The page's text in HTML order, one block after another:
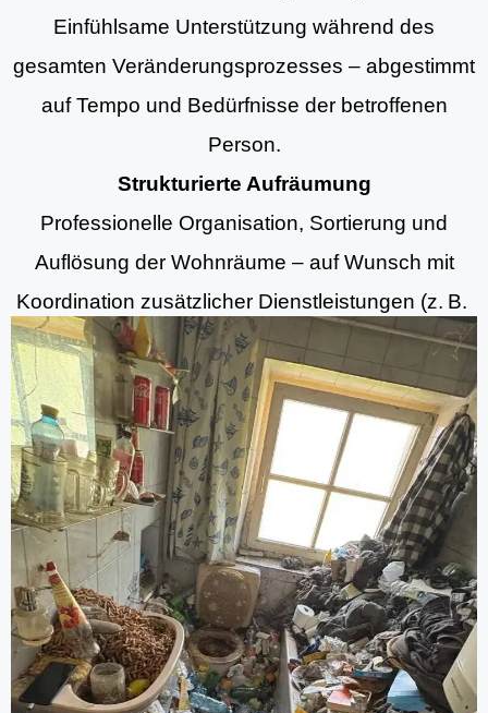
Einfühlsame Unterstützung während des
gesamten Veränderungsprozesses – abgestimmt
auf Tempo und Bedürfnisse der betroffenen
Person.
Strukturierte Aufräumung
Professionelle Organisation, Sortierung und
Auflösung der Wohnräume – auf Wunsch mit
Koordination zusätzlicher Dienstleistungen (z. B.
Aufräumung, Entrümpelungsdiensten und
Grundreinigung).